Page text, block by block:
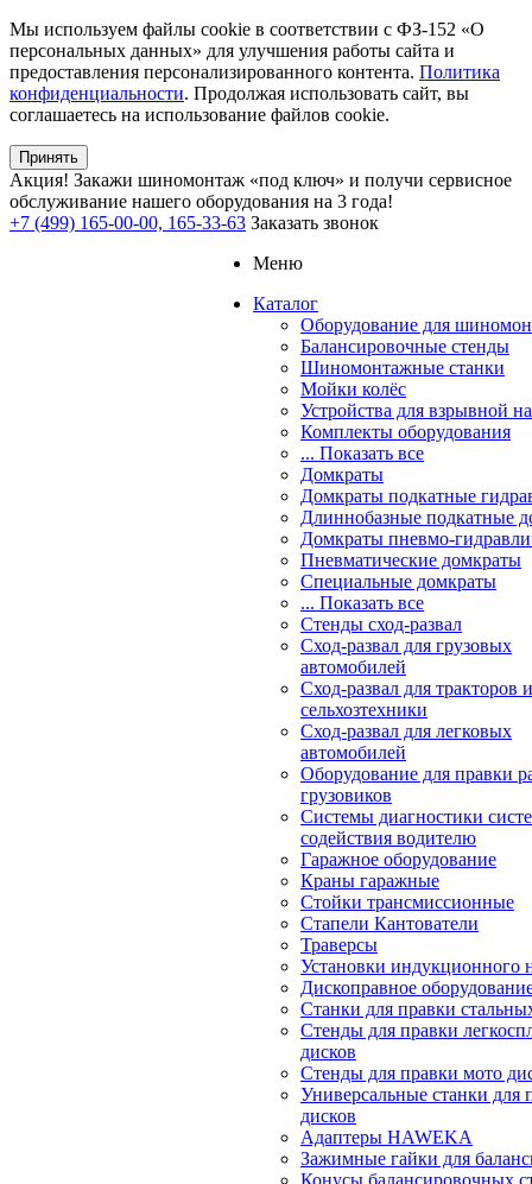
Мы используем файлы cookie в соответствии с ФЗ-152 «О
персональных данных» для улучшения работы сайта и
предоставления персонализированного контента. Политика
конфиденциальности. Продолжая использовать сайт, вы
соглашаетесь на использование файлов cookie.
Принять
Акция! Закажи шиномонтаж «под ключ» и получи сервисное
обслуживание нашего оборудования на 3 года!
+7 (499) 165-00-00, 165-33-63 Заказать звонок
Меню
Каталог
Оборудование для
Балансировочные стенды
Шиномонтажные станки
Мойки колёс
Устройства для взрывной
Комплекты оборудования
... Показать все
Домкраты
Домкраты подкатные
Длиннобазные подкатные
Домкраты пневмо-
Пневматические домкраты
Специальные домкраты
... Показать все
Стенды сход-развал
Сход-развал для грузовых
автомобилей
Сход-развал для тракторов и
сельхозтехники
Сход-развал для легковых
автомобилей
Оборудование для правки
грузовиков
Системы диагностики
содействия водителю
Гаражное оборудование
Краны гаражные
Стойки трансмиссионные
Стапели Кантователи
Траверсы
Установки индукционного
Дископравное
Станки для правки
Стенды для правки
дисков
Стенды для правки мото
Универсальные станки для
дисков
Адаптеры HAWEKA
Зажимные гайки для
Конусы балансировочных